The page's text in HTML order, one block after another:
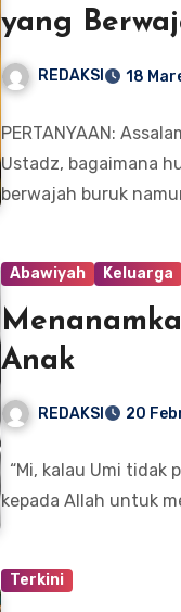
yang
REDAKSI 18
PERTANYAAN:
Ustadz, bagaimana
berwajah buruk
Abawiyah Keluarga
Anak
REDAKSI 20
“Mi, kalau Umi tidak
kepada Allah untuk
Terkini